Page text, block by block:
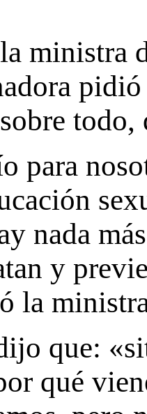
ministra
para
nada
y
la
que:
qué